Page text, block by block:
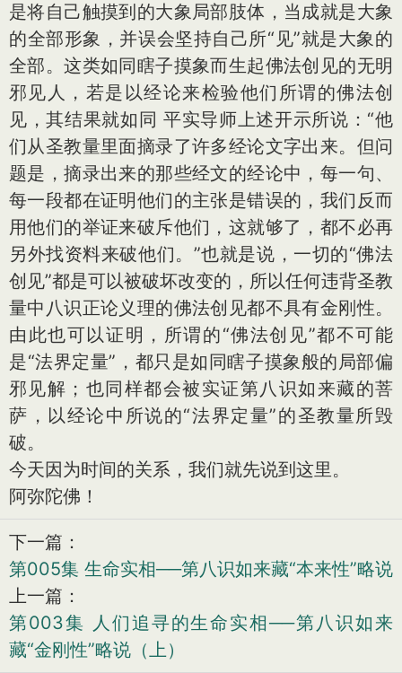
是将自己触摸到的大象局部肢体，当成就是大象
的全部形象，并误会坚持自己所“见”就是大象的
全部。这类如同瞎子摸象而生起佛法创见的无明
邪见人，若是以经论来检验他们所谓的佛法创
见，其结果就如同 平实导师上述开示所说：“他
们从圣教量里面摘录了许多经论文字出来。但问
题是，摘录出来的那些经文的经论中，每一句、
每一段都在证明他们的主张是错误的，我们反而
用他们的举证来破斥他们，这就够了，都不必再
另外找资料来破他们。”也就是说，一切的“佛法
创见”都是可以被破坏改变的，所以任何违背圣教
量中八识正论义理的佛法创见都不具有金刚性。
由此也可以证明，所谓的“佛法创见”都不可能
是“法界定量”，都只是如同瞎子摸象般的局部偏
邪见解；也同样都会被实证第八识如来藏的菩
萨，以经论中所说的“法界定量”的圣教量所毁
破。
今天因为时间的关系，我们就先说到这里。
阿弥陀佛！
下一篇：
第005集 生命实相──第八识如来藏“本来性”略说
上一篇：
第003集 人们追寻的生命实相──第八识如来
藏“金刚性”略说（上）